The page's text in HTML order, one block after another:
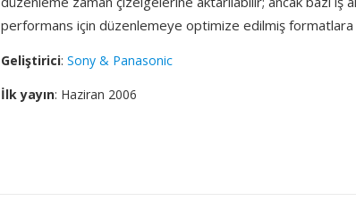
performans için düzenlemeye optimize edilmiş
Geliştirici: Sony & Panasonic
İlk yayın: Haziran 2006